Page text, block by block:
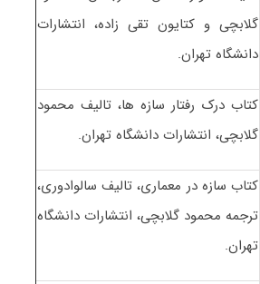
گلابچی و کتایون تقی زاده، انتشارات
دانشگاه تهران.
کتاب درک رفتار سازه ها، تالیف محمود
گلابچی، انتشارات دانشگاه تهران.
کتاب سازه در معماری، تالیف سالوادوری،
ترجمه محمود گلابچی، انتشارات دانشگاه
تهران.